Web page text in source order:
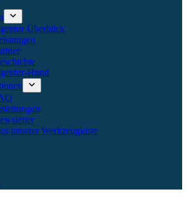
Überblick
Hund
unserer Werkzeugkiste